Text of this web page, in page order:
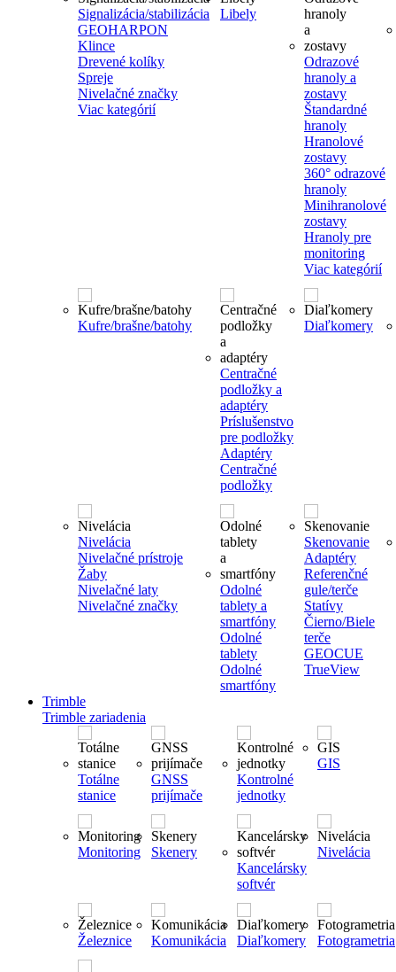
Signalizácia/stabilizácia
GEOHARPON
Klince
Drevené kolíky
Spreje
Nivelačné značky
Viac kategórií
Libely
Odrazové
hranoly a
zostavy
Štandardné
hranoly
Hranolové
zostavy
360° odrazové
hranoly
Minihranolové
zostavy
Hranoly pre
monitoring
Viac kategórií
Kufre/brašne/batohy
Centračné
podložky a
adaptéry
Príslušenstvo
pre podložky
Adaptéry
Centračné
podložky
Diaľkomery
Nivelácia
Nivelačné prístroje
Žaby
Nivelačné laty
Nivelačné značky
Odolné
tablety a
smartfóny
Odolné
tablety
Odolné
smartfóny
Skenovanie
Adaptéry
Referenčné
gule/terče
Statívy
Čierno/Biele
terče
GEOCUE
TrueView
Trimble
Trimble zariadenia
Totálne
stanice
GNSS
prijímače
Kontrolné
jednotky
GIS
Monitoring
Skenery
Kancelársky
softvér
Nivelácia
Železnice Komunikácia Diaľkomery Fotogrametria